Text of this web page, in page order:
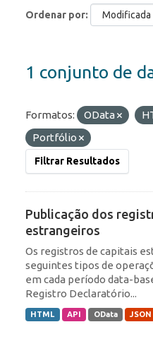
Ordenar por
1 conjunto de
Formatos: OData
Portfólio
Filtrar Resultados
Publicação dos
estrangeiros
Os registros de capitais
seguintes tipos de
em cada período data-
Registro Declaratório...
HTML API OData JSON